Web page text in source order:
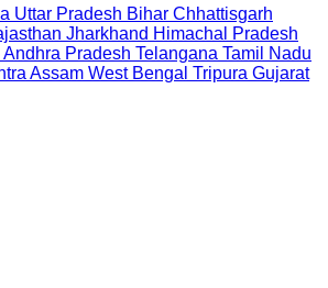
Uttar Pradesh Bihar Chhattisgarh
Jharkhand Himachal Pradesh
Andhra Pradesh Telangana Tamil Nadu
Assam West Bengal Tripura Gujarat